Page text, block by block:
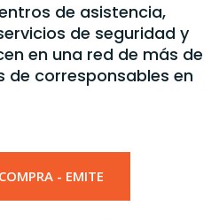
de asistencia,
de seguridad y
en una red de más de
de corresponsables en
- EMITE